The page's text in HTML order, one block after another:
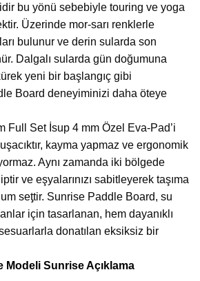
bu yönü sebebiyle touring ve yoga
Üzerinde mor-sarı renklerle
bulunur ve derin sularda son
Dalgalı sularda gün doğumuna
yeni bir başlangıç gibi
Board deneyiminizi daha öteye
Full Set İsup 4 mm Özel Eva-Pad’i
kayma yapmaz ve ergonomik
Aynı zamanda iki bölgede
ve eşyalarınızı sabitleyerek taşıma
seƫtir. Sunrise Paddle Board, su
için tasarlanan, hem dayanıklı
donatılan eksiksiz bir
Modeli Sunrise Açıklama